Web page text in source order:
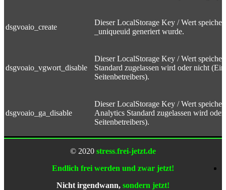
dsgvoaio_create
Dieser LocalStorage Key / Wert
_uniqueuid generiert wurde.
dsgvoaio_vgwort_disable
Dieser LocalStorage Key / Wert
Standard zugelassen wird oder nicht
Seitenbetreibers).
dsgvoaio_ga_disable
Dieser LocalStorage Key / Wert
Analytics Standard zugelassen wird
Seitenbetreibers).
© 2020 stress.frei-jetzt.de
Endlich frei werden und zwar jetzt!
Nicht irgendwann, sondern jetzt!